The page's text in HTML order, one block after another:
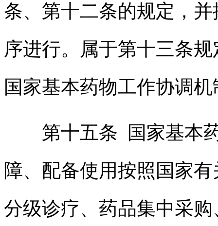
条、第十二条的规定，
序进行。属于第十三条
国家基本药物工作协调
第十五条 国家基本药
障、配备使用按照国家
分级诊疗、药品集中采